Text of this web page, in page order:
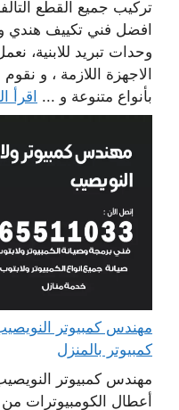
تركيب جميع القطع
افضل فني تكييف هندي
وحدات تبريد للابنية،
الاجهزة اللازمة ، و
بأنواع متنوعة و ... اقرأ
كمبيوتر بالمنزل
مهندس كمبيوتر
أعطال الكومبيوترات